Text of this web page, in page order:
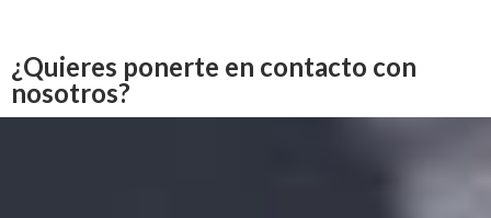
¿Quieres ponerte en contacto con
nosotros?